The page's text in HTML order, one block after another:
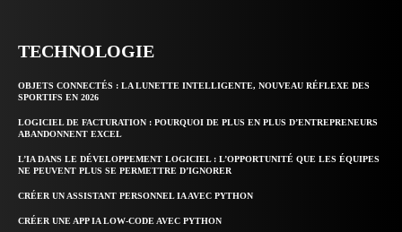
TECHNOLOGIE
OBJETS CONNECTÉS : LA LUNETTE INTELLIGENTE, NOUVEAU RÉFLEXE DES
SPORTIFS EN 2026
LOGICIEL DE FACTURATION : POURQUOI DE PLUS EN PLUS D’ENTREPRENEURS
ABANDONNENT EXCEL
L’IA DANS LE DÉVELOPPEMENT LOGICIEL : L’OPPORTUNITÉ QUE LES ÉQUIPES
NE PEUVENT PLUS SE PERMETTRE D’IGNORER
CRÉER UN ASSISTANT PERSONNEL IA AVEC PYTHON
CRÉER UNE APP IA LOW-CODE AVEC PYTHON